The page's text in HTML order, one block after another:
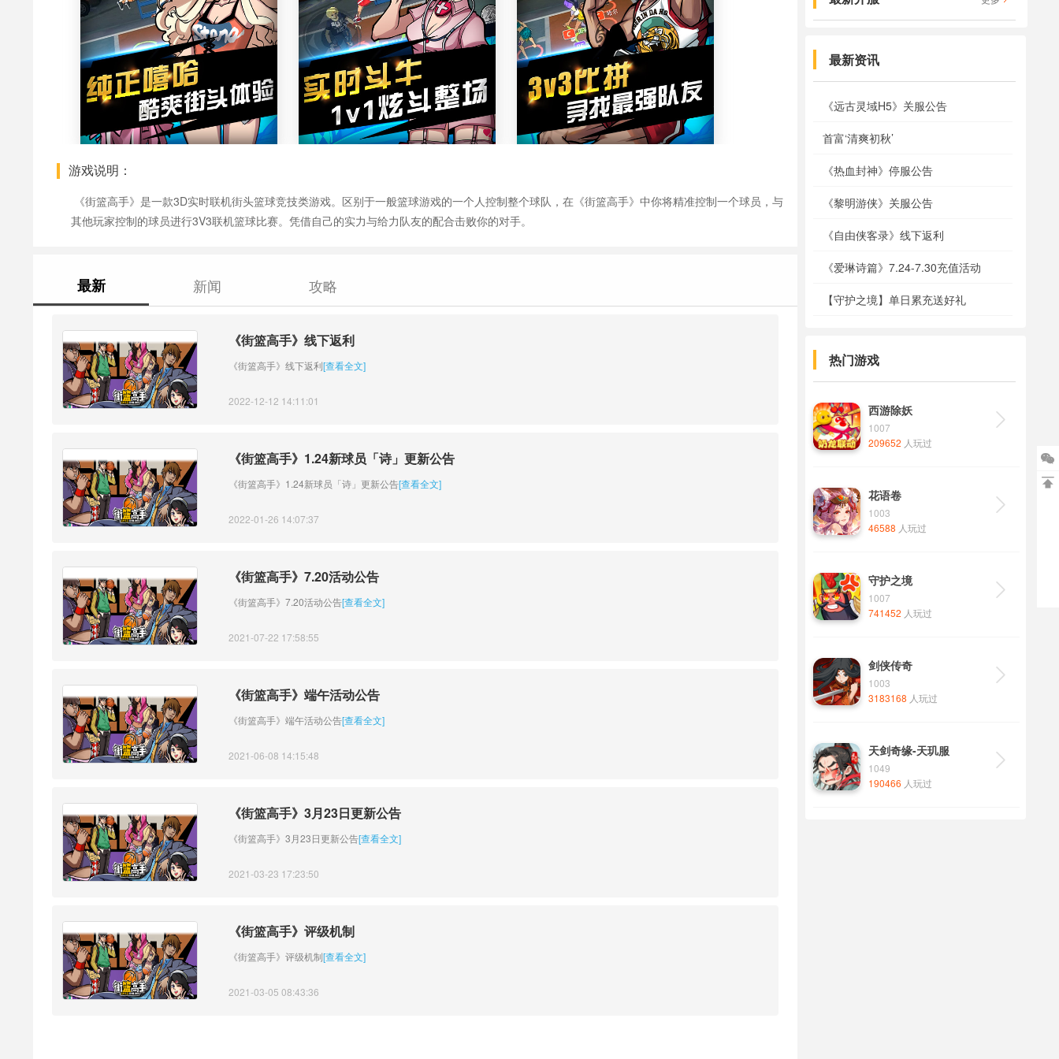


游戏说明：
《街篮高手》是一款3D实时联机街头篮球竞技类游戏。区别于一般篮球游戏的一个人控制整个球队，在《街篮高手》中你将精准控制一个球员，与
其他玩家控制的球员进行3V3联机篮球比赛。凭借自己的实力与给力队友的配合击败你的对手。
最新 新闻 攻略
《街篮高手》线下返利
《街篮高手》线下返利[查看全文]
2022-12-12 14:11:01
《街篮高手》1.24新球员「诗」更新公告
《街篮高手》1.24新球员「诗」更新公告[查看全文]
2022-01-26 14:07:37
《街篮高手》7.20活动公告
《街篮高手》7.20活动公告[查看全文]
2021-07-22 17:58:55
《街篮高手》端午活动公告
《街篮高手》端午活动公告[查看全文]
2021-06-08 14:15:48
《街篮高手》3月23日更新公告
《街篮高手》3月23日更新公告[查看全文]
2021-03-23 17:23:50
《街篮高手》评级机制
《街篮高手》评级机制[查看全文]
2021-03-05 08:43:36
最新资讯
《远古灵域H5》关服公告
首富‘清爽初秋’
《热血封神》停服公告
《黎明游侠》关服公告
《自由侠客录》线下返利
《爱琳诗篇》7.24-7.30充值活动
【守护之境】单日累充送好礼
热门游戏

西游除妖
1007
209652 人玩过

花语卷
1003
46588 人玩过

守护之境
1007
741452 人玩过

剑侠传奇
1003
3183168 人玩过

天剑奇缘-天玑服
1049
190466 人玩过